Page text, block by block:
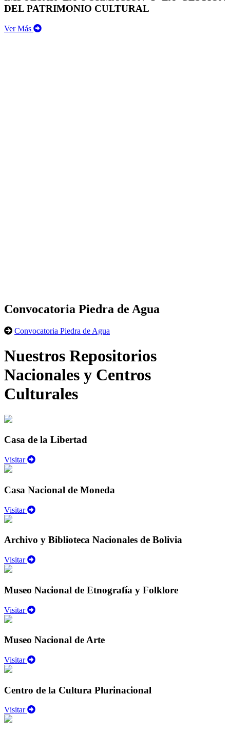
DEL PATRIMONIO CULTURAL
Ver Más
Convocatoria Piedra de Agua
Convocatoria Piedra de Agua
Nuestros Repositorios
Nacionales y Centros
Culturales
Casa de la Libertad
Visitar
Casa Nacional de Moneda
Visitar
Archivo y Biblioteca Nacionales de Bolivia
Visitar
Museo Nacional de Etnografía y Folklore
Visitar
Museo Nacional de Arte
Visitar
Centro de la Cultura Plurinacional
Visitar